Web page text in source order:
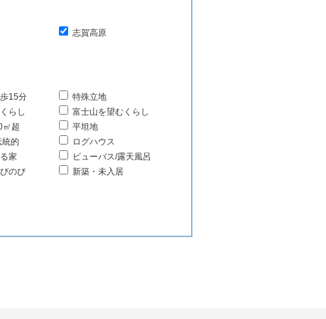
志賀高原
15分
特殊立地
らし
富士山を望むくらし
㎡超
平坦地
統的
ログハウス
家
ビューバス/露天風呂
のび
新築・未入居